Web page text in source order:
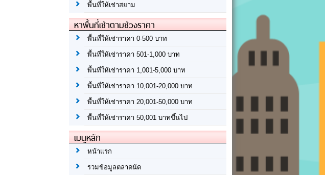
พื้นที่ให้เช่าสยาม
หาพื้นที่เช่าตามช่วงราคา
พื้นที่ให้เช่าราคา 0-500 บาท
พื้นที่ให้เช่าราคา 501-1,000 บาท
พื้นที่ให้เช่าราคา 1,001-5,000 บาท
พื้นที่ให้เช่าราคา 10,001-20,000 บาท
พื้นที่ให้เช่าราคา 20,001-50,000 บาท
พื้นที่ให้เช่าราคา 50,001 บาทขึ้นไป
เมนูหลัก
หน้าแรก
รวมข้อมูลตลาดนัด